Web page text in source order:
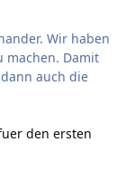
Wir haben
machen. Damit
auch die
den ersten